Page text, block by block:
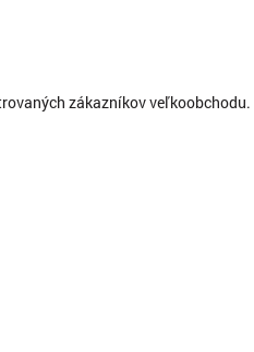
zákazníkov veľkoobchodu.